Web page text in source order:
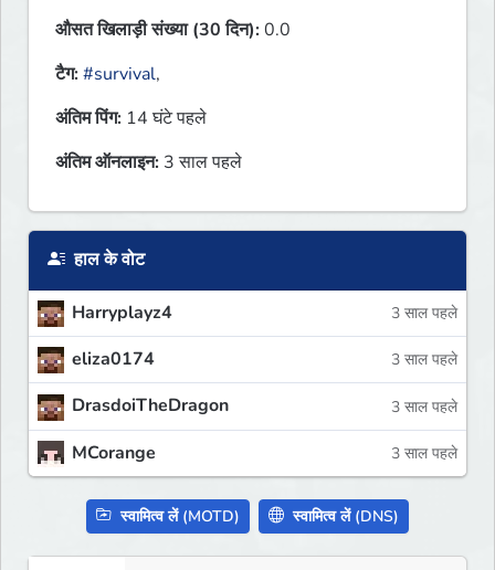
औसत खिलाड़ी संख्या (30 दिन):0.0
टैग:#survival,
अंतिम पिंग: 14 घंटे पहले
अंतिम ऑनलाइन: 3 साल पहले
हाल के वोट
Harryplayz4 3 साल पहले
eliza0174 3 साल पहले
DrasdoiTheDragon 3 साल पहले
MCorange 3 साल पहले
स्वामित्व लें (MOTD) स्वामित्व लें (DNS)